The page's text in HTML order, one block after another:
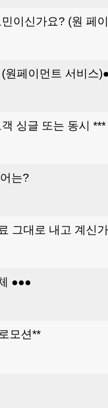
이신가요? (원 페
원페이먼트 서비스
싱글 또는 동시 ***
는?
그대로 내고 계신
●●●
모션**